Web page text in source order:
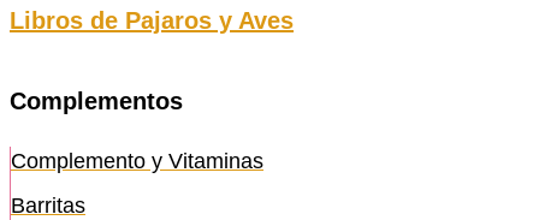
Libros de Pajaros y Aves
Complementos
Complemento y Vitaminas
Barritas